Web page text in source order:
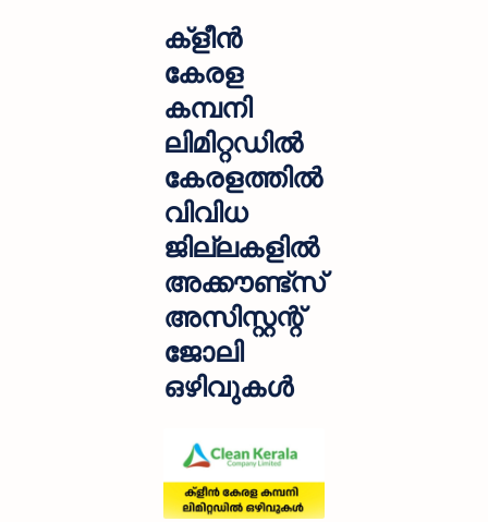
സ്
അസിസ്റ്റന്റ്
ജോലി
ഒഴിവുകൾ
ക്‌ളീൻ
കേരള
കമ്പനി
ലിമിറ്റഡിൽ
കേരളത്തിൽ
വിവിധ
ജില്ലകളിൽ
അക്കൗണ്ട്‌സ്
അസിസ്റ്റന്റ്
ജോലി
ഒഴിവുകൾ